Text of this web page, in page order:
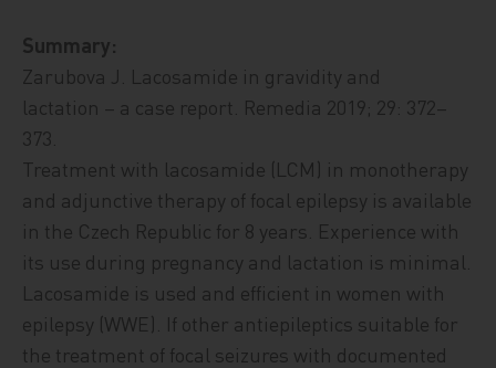
Summary:
Zarubova J. Lacosamide in gravidity and
lactation – a case report. Remedia 2019; 29: 372–
373.
Treatment with lacosamide (LCM) in monotherapy
and adjunctive therapy of focal epilepsy is available
in the Czech Republic for 8 years. Experience with
its use during pregnancy and lactation is minimal.
Lacosamide is used and efficient in women with
epilepsy (WWE). If other antiepileptics suitable for
the treatment of focal seizures with documented